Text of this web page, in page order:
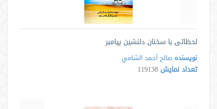
لحظاتی با سخنان دلنشین پیامبر
نویسنده صالح أحمد الشامي
تعداد نمایش 119138